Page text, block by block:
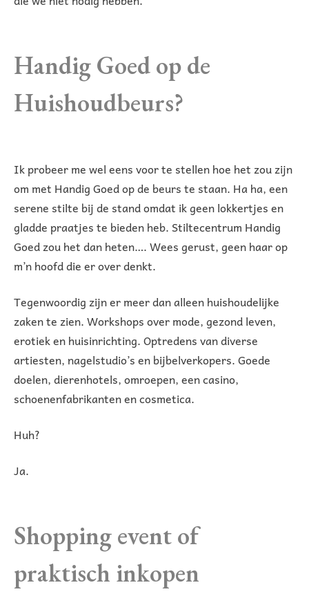
Handig Goed op de
Huishoudbeurs?
Ik probeer me wel eens voor te stellen hoe het zou zijn
om met Handig Goed op de beurs te staan. Ha ha, een
serene stilte bij de stand omdat ik geen lokkertjes en
gladde praatjes te bieden heb. Stiltecentrum Handig
Goed zou het dan heten…. Wees gerust, geen haar op
m’n hoofd die er over denkt.
Tegenwoordig zijn er meer dan alleen huishoudelijke
zaken te zien. Workshops over mode, gezond leven,
erotiek en huisinrichting. Optredens van diverse
artiesten, nagelstudio’s en bijbelverkopers. Goede
doelen, dierenhotels, omroepen, een casino,
schoenenfabrikanten en cosmetica.
Huh?
Ja.
Shopping event of
praktisch inkopen